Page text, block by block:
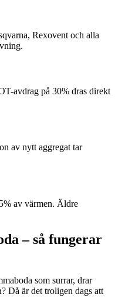
Rexovent och alla
avdrag på 30% dras direkt
av nytt aggregat tar
av värmen. Äldre
– så fungerar
som surrar, drar
Då är det troligen dags att